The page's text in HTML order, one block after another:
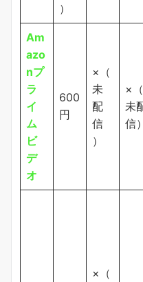
）
Am
azo
nプ
ラ
イ
ム
ビ
デ
オ
600
円
×（
未
配
信
）
×（
未
信）
×（